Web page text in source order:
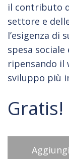
il contributo
settore e
l’esigenza di
spesa
ripensando il
sviluppo più
Gratis!